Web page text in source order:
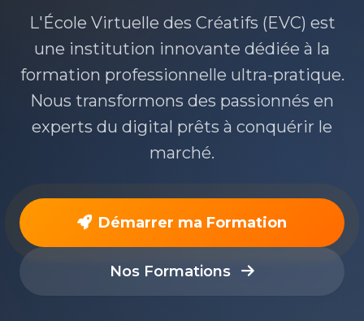
L'École Virtuelle des Créatifs (EVC) est
une institution innovante dédiée à la
formation professionnelle ultra-pratique.
Nous transformons des passionnés en
experts du digital prêts à conquérir le
marché.
Démarrer ma Formation
Nos Formations